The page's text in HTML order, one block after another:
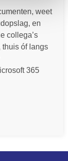
weet
en
collega’s
thuis óf langs
365